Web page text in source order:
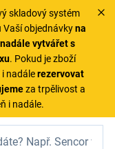
skladový systém
Vaší objednávkyna
vytvářet s
. Pokud je zboží
i nadálerezervovat
za trpělivost a
i nadále.